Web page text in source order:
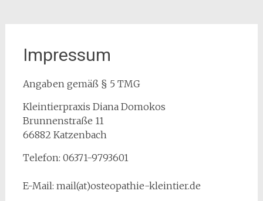
Impressum
Angaben gemäß § 5 TMG
Kleintierpraxis Diana Domokos
Brunnenstraße 11
66882 Katzenbach
Telefon: 06371-9793601
E-Mail: mail(at)osteopathie-kleintier.de